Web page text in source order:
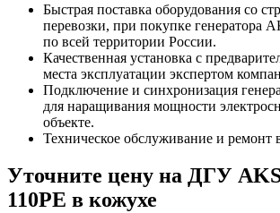
Быстрая поставка оборудования со
перевозки, при покупке генератора
по всей территории России.
Качественная установка с
места эксплуатации экспертом
Подключение и синхронизация
для наращивания мощности
объекте.
Техническое обслуживание и ремонт
Уточните цену на ДГУ
110PE в кожухе